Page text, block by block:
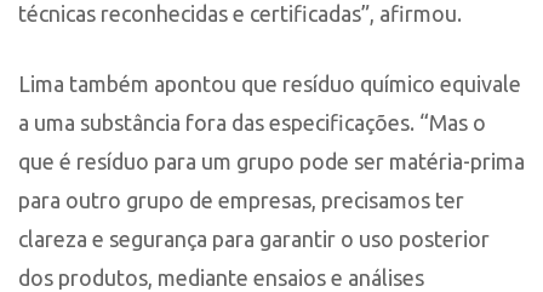
técnicas reconhecidas e certificadas”, afirmou.
Lima também apontou que resíduo químico equivale
a uma substância fora das especificações. “Mas o
que é resíduo para um grupo pode ser matéria-prima
para outro grupo de empresas, precisamos ter
clareza e segurança para garantir o uso posterior
dos produtos, mediante ensaios e análises